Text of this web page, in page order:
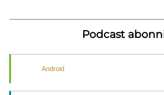
Podcast
Android